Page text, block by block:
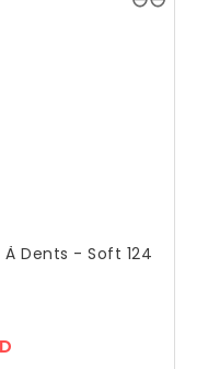
Dents - Soft 124